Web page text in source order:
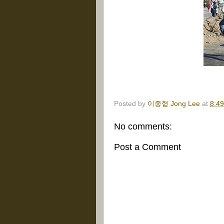
Posted by 이종형 Jong Lee at
No comments:
Post a Comment